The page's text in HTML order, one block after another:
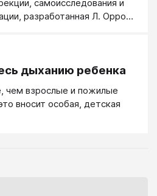
самоисследования и
разработанная Л. Орром
(связное дыхание).
дыханию ребенка
чем взрослые и пожилые
вносит особая, детская